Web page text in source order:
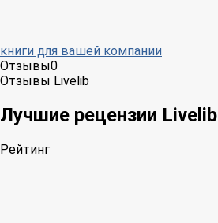
книги для вашей компании
Отзывы0
Отзывы Livelib
Лучшие рецензии Livelib
Рейтинг